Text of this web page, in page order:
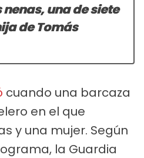
una de siete
de Tomás
cuando una barcaza
en el que
y una mujer. Según
la Guardia